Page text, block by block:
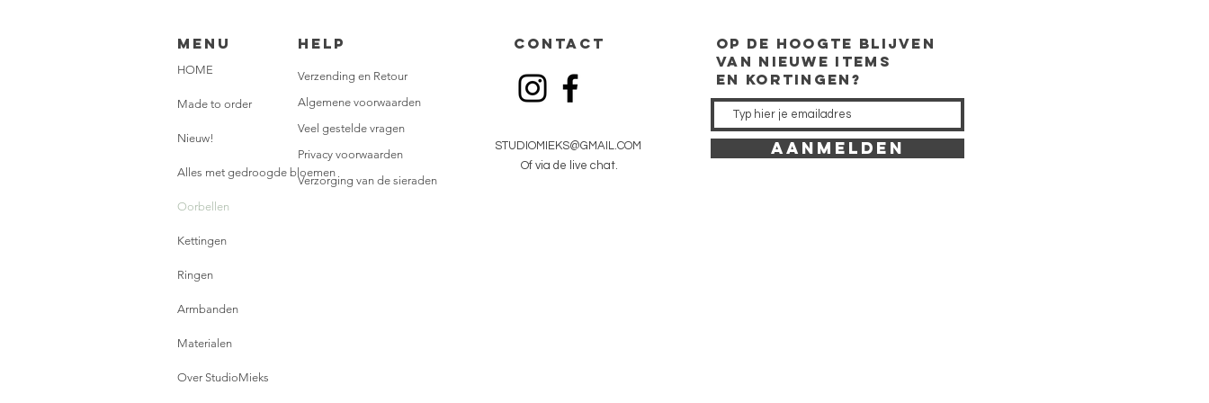
Menu HELP
HOME
Made to order
Nieuw!
Alles met gedroogde bloemen
Oorbellen
Kettingen
Ringen
Armbanden
Materialen
Over StudioMieks
Verzending en Retour
Algemene voorwaarden
Veel gestelde vragen
Privacy voorwaarden
Verzorging van de sieraden
CONTACT
STUDIOMIEKS@GMAIL.COM
Of via de live chat.
op de hoogte blijven
van nieuwe items
en kortingen?
AANMELDEN